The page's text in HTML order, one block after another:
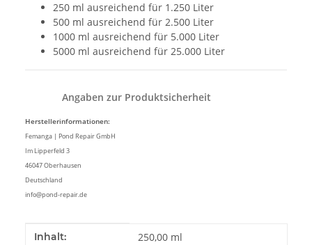
250 ml ausreichend für 1.250 Liter
500 ml ausreichend für 2.500 Liter
1000 ml ausreichend für 5.000 Liter
5000 ml ausreichend für 25.000 Liter
Angaben zur Produktsicherheit
Herstellerinformationen:
Femanga | Pond Repair GmbH
Im Lipperfeld 3
46047 Oberhausen
Deutschland
info@pond-repair.de
Produkteigenschaft
Wert
Inhalt: 250,00 ml